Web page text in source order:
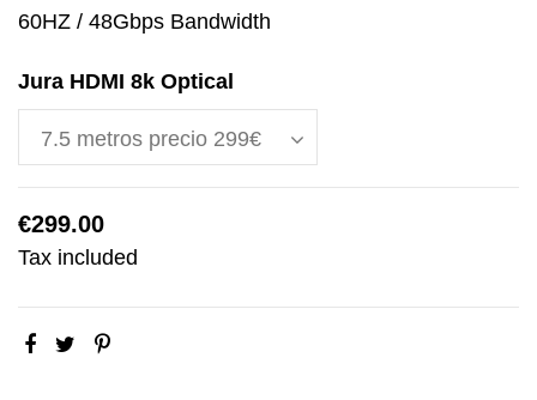
60HZ / 48Gbps Bandwidth
Jura HDMI 8k Optical
€299.00
Tax included